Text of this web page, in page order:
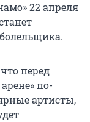
22 апреля
перед
по-
артисты,